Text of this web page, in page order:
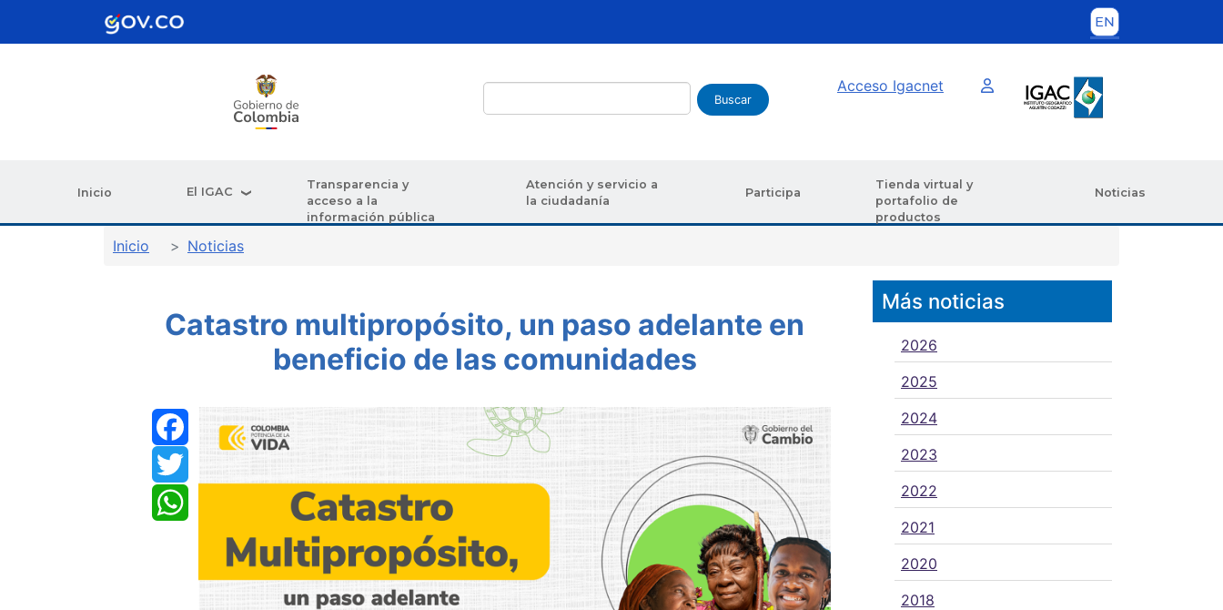
Pasar al contenido principal
Buscar Acceso Igacnet Imagen interna
Inicio El IGAC
Transparencia y
acceso a la
información pública
Atención y servicio a
la ciudadanía
Participa
Tienda virtual y
portafolio de
productos
Noticias
Sobrescribir enlaces de ayuda a la navegación
Inicio Noticias
Catastro multipropósito, un paso adelante en
beneficio de las comunidades
Facebook
Twitter
Más noticias
2026
2025
2024
2023
2022
2021
2020
2018